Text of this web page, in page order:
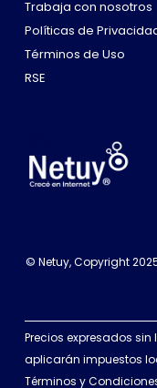
Trabaja con nosotros
Políticas de
Términos de Uso
RSE
© Netuy, Copyright
Precios expresados sin
aplicarán impuestos
Términos y